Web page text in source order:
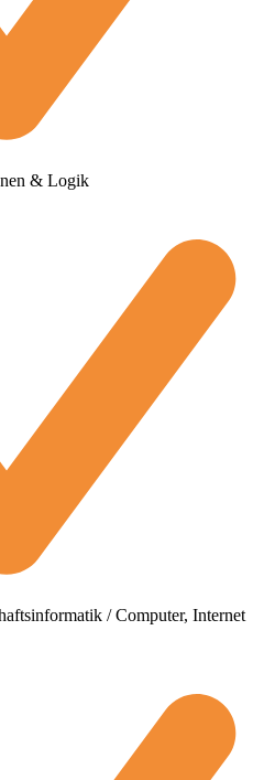
& Logik
/ Computer, Internet